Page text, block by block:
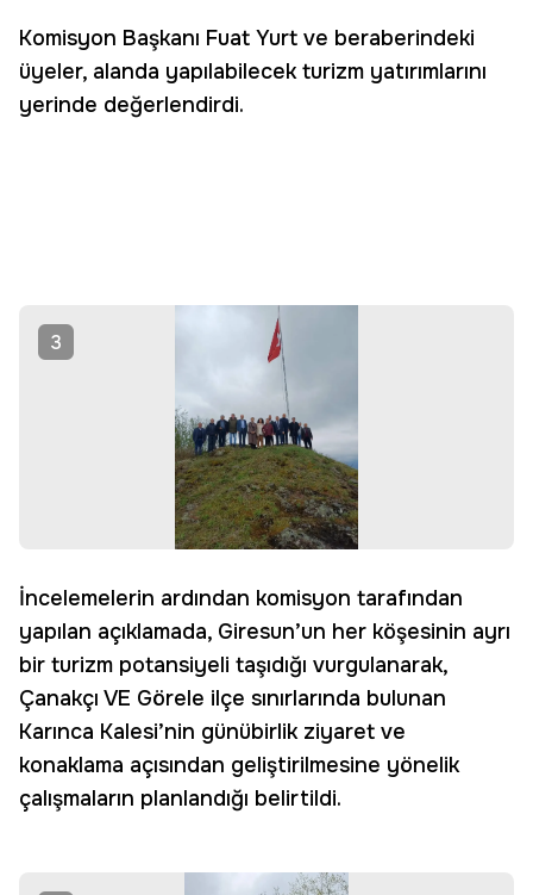
Komisyon Başkanı Fuat Yurt ve beraberindeki
üyeler, alanda yapılabilecek turizm yatırımlarını
yerinde değerlendirdi.
3
İncelemelerin ardından komisyon tarafından
yapılan açıklamada, Giresun’un her köşesinin ayrı
bir turizm potansiyeli taşıdığı vurgulanarak,
Çanakçı VE Görele ilçe sınırlarında bulunan
Karınca Kalesi’nin günübirlik ziyaret ve
konaklama açısından geliştirilmesine yönelik
çalışmaların planlandığı belirtildi.